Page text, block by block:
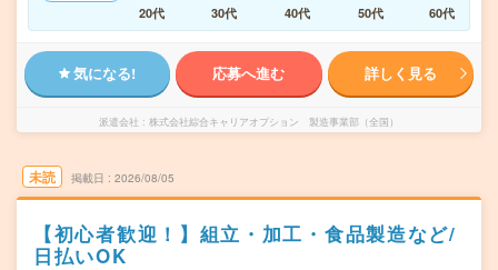
20代
30代 40代 50代 60代
気になる! 応募へ進む 詳しく見る
派遣会社 株式会社綜合キャリアオプション 製造事業部（全国）
未読 掲載日 2026/08/05
【初心者歓迎！】組立・加工・食品製造など/
日払いOK